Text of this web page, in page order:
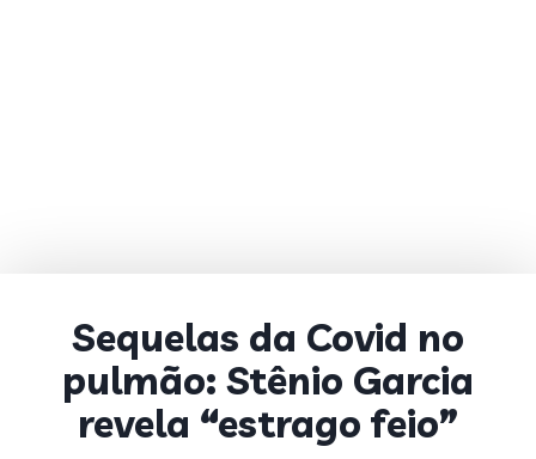
Sequelas da Covid no
pulmão: Stênio Garcia
revela “estrago feio”